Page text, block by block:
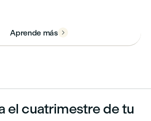
Aprende más 
el cuatrimestre de tu